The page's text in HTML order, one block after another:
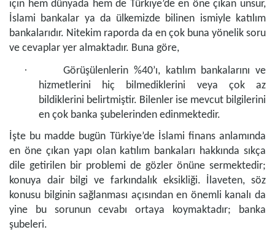
için hem dünyada hem de Türkiye’de en öne çıkan unsur,
İslami bankalar ya da ülkemizde bilinen ismiyle katılım
bankalarıdır. Nitekim raporda da en çok buna yönelik soru
ve cevaplar yer almaktadır. Buna göre,
·
Görüşülenlerin %40’ı, katılım bankalarını ve
hizmetlerini hiç bilmediklerini veya çok az
bildiklerini belirtmiştir. Bilenler ise mevcut bilgilerini
en çok banka şubelerinden edinmektedir.
İşte bu madde bugün Türkiye’de İslami finans anlamında
en öne çıkan yapı olan katılım bankaları hakkında sıkça
dile getirilen bir problemi de gözler önüne sermektedir;
konuya dair bilgi ve farkındalık eksikliği. İlaveten, söz
konusu bilginin sağlanması açısından en önemli kanalı da
yine bu sorunun cevabı ortaya koymaktadır; banka
şubeleri.